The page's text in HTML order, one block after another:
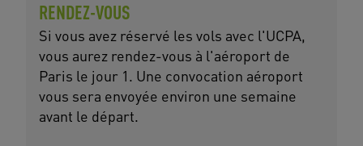
RENDEZ-VOUS
Si vous avez réservé les vols avec l'UCPA,
vous aurez rendez-vous à l'aéroport de
Paris le jour 1. Une convocation aéroport
vous sera envoyée environ une semaine
avant le départ.